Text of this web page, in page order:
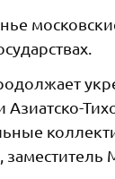
Азиатско-